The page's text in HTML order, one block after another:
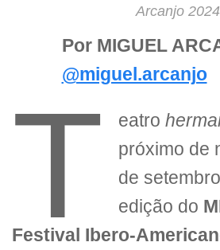
Arcanjo 2024
Por MIGUEL
@miguel.arcanjo
T eatro
próximo de
de
edição do
Festival Ibero-